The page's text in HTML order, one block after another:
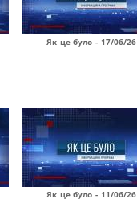
Як це було - 17/06/26
Як це було - 11/06/26